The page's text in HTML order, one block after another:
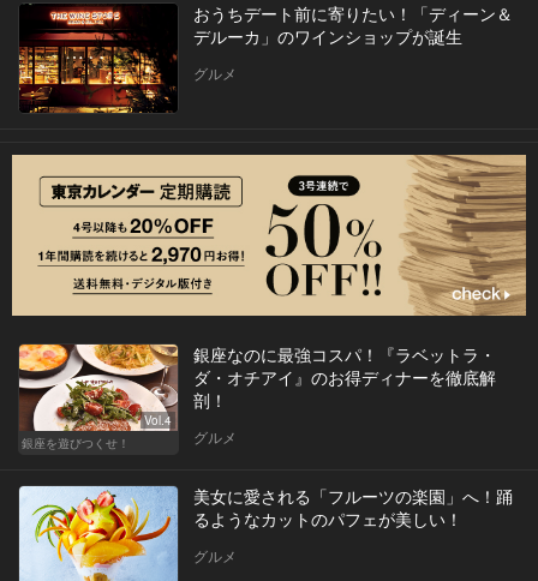
おうちデート前に寄りたい！「ディーン＆
デルーカ」のワインショップが誕生
グルメ
Vol.4
銀座を遊びつくせ！
銀座なのに最強コスパ！『ラベットラ・
ダ・オチアイ』のお得ディナーを徹底解
剖！
グルメ
美女に愛される「フルーツの楽園」へ！踊
るようなカットのパフェが美しい！
グルメ